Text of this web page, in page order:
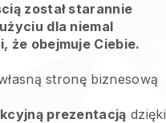
został starannie
dla niemal
że obejmuje Ciebie.
stronę biznesową
prezentacją dzięki